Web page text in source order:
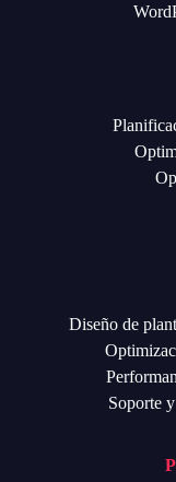
Diseño de
Soporte